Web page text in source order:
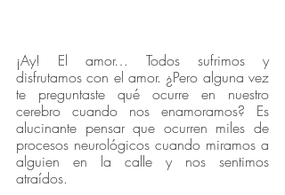
¡Ay! El amor… Todos sufrimos y
disfrutamos con el amor. ¿Pero alguna vez
te preguntaste qué ocurre en nuestro
cerebro cuando nos enamoramos? Es
alucinante pensar que ocurren miles de
procesos neurológicos cuando miramos a
alguien en la calle y nos sentimos
atraídos.